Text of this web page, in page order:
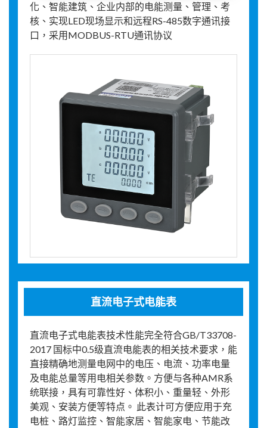
化、智能建筑、企业内部的电能测量、管理、考
核、实现LED现场显示和远程RS-485数字通讯接
口，采用MODBUS-RTU通讯协议
直流电子式电能表
直流电子式电能表技术性能完全符合GB/T33708-
2017 国标中0.5级直流电能表的相关技术要求，能
直接精确地测量电网中的电压、电流、功率电量
及电能总量等用电相关参数。方便与各种AMR系
统联接，具有可靠性好、体积小、重量轻、外形
美观、安装方便等特点。 此表计可方便应用于充
电桩、路灯监控、智能家居、智能家电、节能改